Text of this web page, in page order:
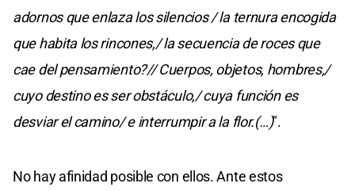
adornos que enlaza los silencios / la ternura encogida
que habita los rincones,/ la secuencia de roces que
cae del pensamiento?// Cuerpos, objetos, hombres,/
cuyo destino es ser obstáculo,/ cuya función es
desviar el camino/ e interrumpir a la flor.(…)".
No hay afinidad posible con ellos. Ante estos